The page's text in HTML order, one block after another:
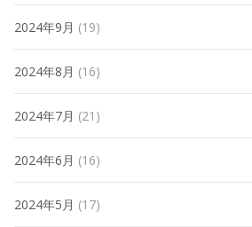
2024年9月 (19)
2024年8月 (16)
2024年7月 (21)
2024年6月 (16)
2024年5月 (17)